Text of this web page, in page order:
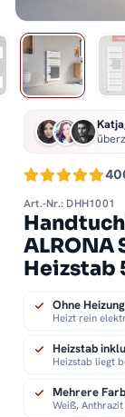
Art.-Nr.: DHH1001
ALRONA
Heizstab
Ohne
Heizt rein
Heizstab
Heizstab liegt
Mehrere
Weiß,